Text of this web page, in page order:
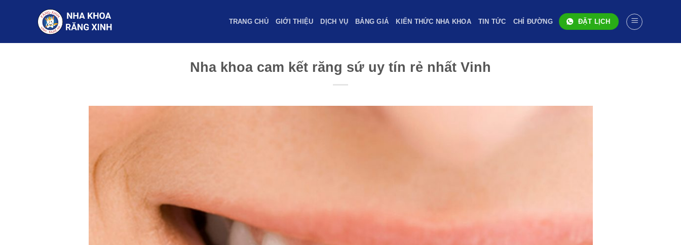
dung
TRANG CHỦ GIỚI THIỆU DỊCH VỤ BẢNG GIÁ KIẾN THỨC NHA KHOA TIN TỨC CHỈ ĐƯỜNG ĐẶT LỊCH
Nha khoa cam kết răng sứ uy tín rẻ nhất Vinh